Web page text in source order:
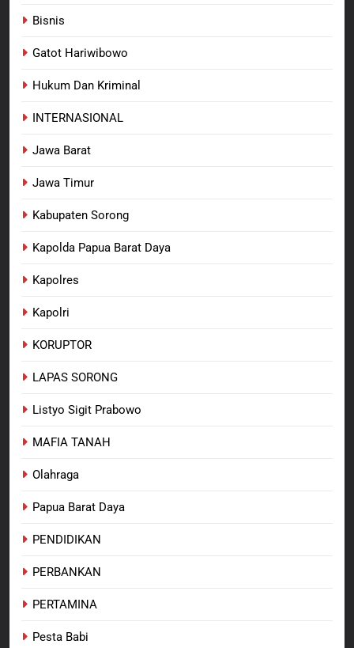
8
bagi Mama-Mama dan Anak-
BERITA BARU
Bisnis
Gatot Hariwibowo
Hukum Dan Kriminal
INTERNASIONAL
Jawa Barat
Jawa Timur
Kabupaten Sorong
Kapolda Papua Barat Daya
Kapolres
Kapolri
KORUPTOR
LAPAS SORONG
Listyo Sigit Prabowo
MAFIA TANAH
Olahraga
Papua Barat Daya
PENDIDIKAN
PERBANKAN
PERTAMINA
Pesta Babi